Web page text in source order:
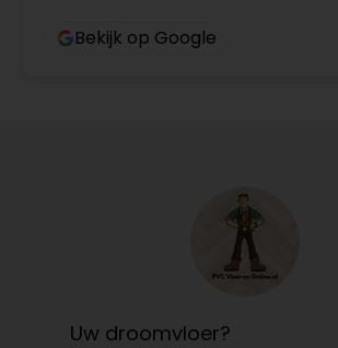
Bekijk op Google
Uw droomvloer?